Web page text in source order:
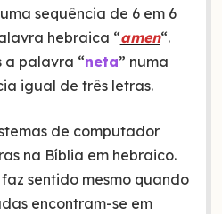
sequência de 6 em 6
hebraica “amen“.
a palavra “neta” numa
igual de três letras.
de computador
na Bíblia em hebraico.
sentido mesmo quando
encontram-se em